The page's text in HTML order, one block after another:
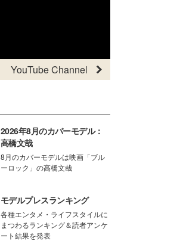
YouTube Channel
2026年8月のカバーモデル：
高橋文哉
8月のカバーモデルは映画「ブル
ーロック」の高橋文哉
モデルプレスランキング
各種エンタメ・ライフスタイルに
まつわるランキング＆読者アンケ
ート結果を発表